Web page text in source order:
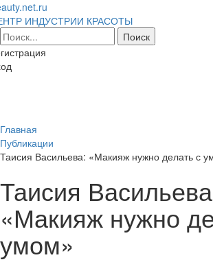
ИНДУСТРИИ КРАСОТЫ
Главная
Публикации
Таисия Васильева: «Макияж нужно делать с
Таисия
«Макияж нужно
умом»